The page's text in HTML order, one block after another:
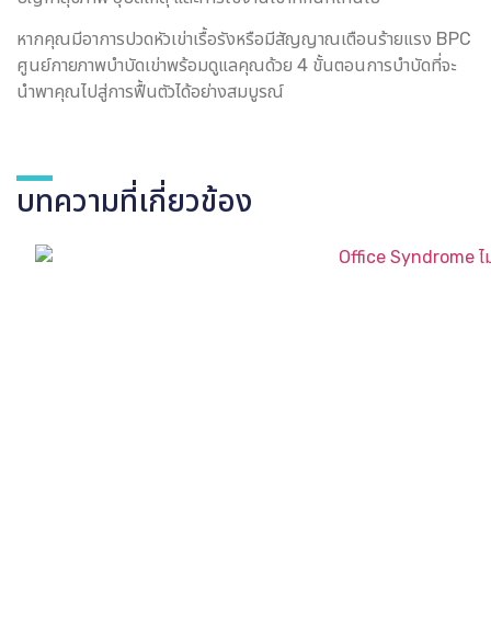
หากคุณมีอาการปวดหัวเข่าเรื้อรังหรือมีสัญญาณเตือนร้ายแรง BPC
ศูนย์กายภาพบำบัดเข่าพร้อมดูแลคุณด้วย 4 ขั้นตอนการบำบัดที่จะ
นำพาคุณไปสู่การฟื้นตัวได้อย่างสมบูรณ์
บทความที่เกี่ยวข้อง